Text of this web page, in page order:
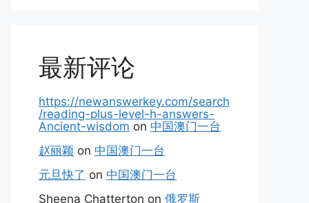
最新评论
https://newanswerkey.com/search
/reading-plus-level-h-answers-
Ancient-wisdom on 中国澳门一台
赵丽颖 on 中国澳门一台
元旦快了 on 中国澳门一台
Sheena Chatterton on 俄罗斯